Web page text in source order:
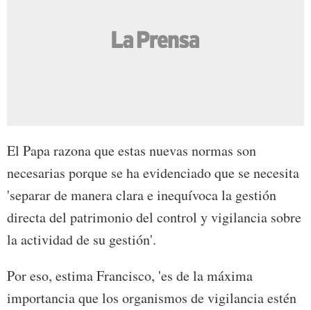
El Papa razona que estas nuevas normas son
necesarias porque se ha evidenciado que se necesita
'separar de manera clara e inequívoca la gestión
directa del patrimonio del control y vigilancia sobre
la actividad de su gestión'.
Por eso, estima Francisco, 'es de la máxima
importancia que los organismos de vigilancia estén